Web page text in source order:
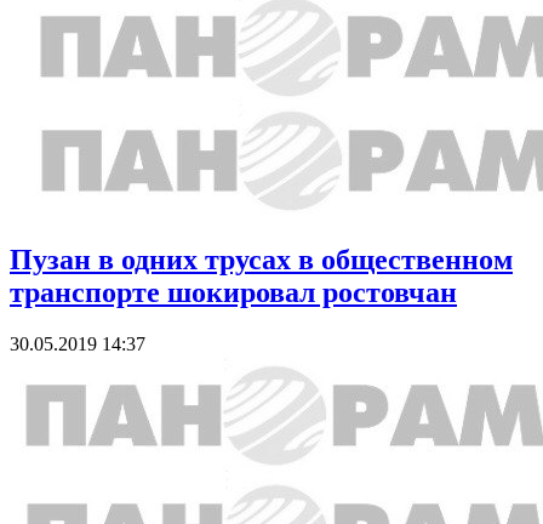
Пузан в одних трусах в общественном
транспорте шокировал ростовчан
30.05.2019 14:37